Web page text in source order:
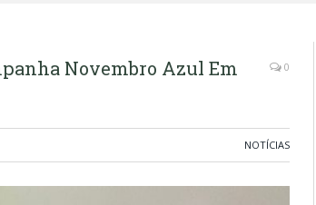
Novembro Azul Em
0
NOTÍCIAS